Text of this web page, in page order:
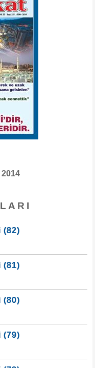
(82)
(81)
(80)
(79)